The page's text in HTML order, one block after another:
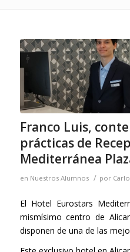
Franco Luis,
prácticas de
Mediterránea
en Nuestros Alumnos / por
El Hotel Eurostars
mismísimo centro de
disponen de una de las